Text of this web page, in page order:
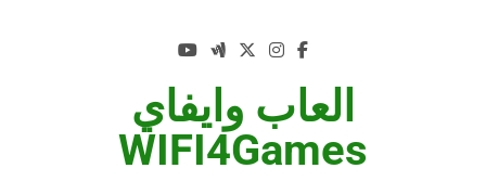
العاب وايفاي
WIFI4Games